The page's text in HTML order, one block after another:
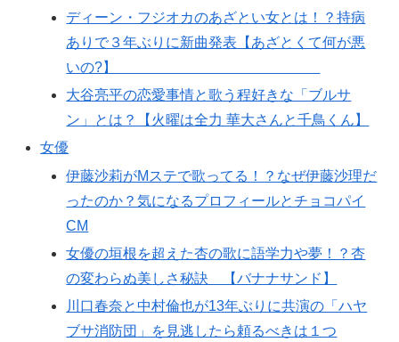
ディーン・フジオカのあざとい女とは！？持病
ありで３年ぶりに新曲発表【あざとくて何が悪
いの?】
大谷亮平の恋愛事情と歌う程好きな「ブルサ
ン」とは？【火曜は全力 華大さんと千鳥くん】
女優
伊藤沙莉がMステで歌ってる！？なぜ伊藤沙理だ
ったのか？気になるプロフィールとチョコパイ
CM
女優の垣根を超えた杏の歌に語学力や夢！？杏
の変わらぬ美しさ秘訣 【バナナサンド】
川口春奈と中村倫也が13年ぶりに共演の「ハヤ
ブサ消防団」を見逃したら頼るべきは１つ